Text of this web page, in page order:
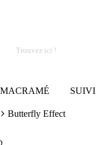
MACRAMÉ
Butterfly Effect